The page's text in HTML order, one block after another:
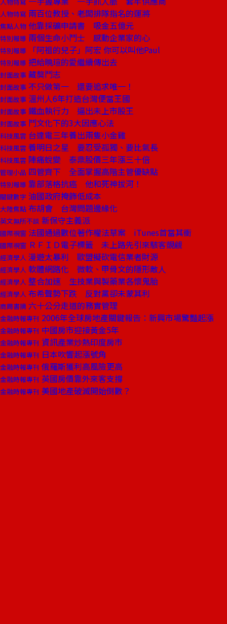
人物特寫 兩百位教授、老闆排隊指名的運將
焦點人物 他靠採礦申請書 吸金五億元
特別報導 兩個生命小鬥士 感動企業家的心
特別報導 「阿祖的兒子」阿宏 你可以叫他Paul
特別報導 把給曉瑄的愛繼續傳出去
封面故事 藏獒鬥志
封面故事 不只做第一 還要追求唯一！
封面故事 溫州人6年打造台灣便當王國
封面故事 鐵血執行力 逼出未上市股王
封面故事 鬥文化下的3大因應心法
科技風雲 台達電三年養出兩隻小金雞
科技風雲 養明日之星 要忍受孤獨、要比氣長
科技風雲 陣痛蛻變 泰鼎股價三年漲三十倍
管理小品 四管齊下 全面掌握高階主管優缺點
特別報導 靠部落格抗癌 他和死神拔河！
關鍵數字 油國政府掩飾低成本
大陸焦點 布胡會 台灣問題邊緣化
英文無所不談 新保守主義派
國際視窗 法國通過數位著作權法草案 iTunes首當其衝
國際視窗 ＲＦＩＤ電子標籤 未上路先引來駭客覬覦
經濟學人 漫遊太暴利 歐盟擬砍電信業者財源
經濟學人 軟體網路化 微軟、甲骨文的隱形敵人
經濟學人 整合加速 生技業與製藥業各懷鬼胎
經濟學人 布希聲勢下跌 反對黨卻未蒙其利
商周書摘 六十公分走道的務實管理
金融時報專刊 2006年全球房地產關鍵報告：新興市場驚豔起漲
金融時報專刊 中國房市迎接黃金5年
金融時報專刊 資訊產業炒熱印度房市
金融時報專刊 日本吹響起漲號角
金融時報專刊 俄羅斯獲利高風險更高
金融時報專刊 英國房價靠外來客支撐
金融時報專刊 美國地產破滅開始倒數？